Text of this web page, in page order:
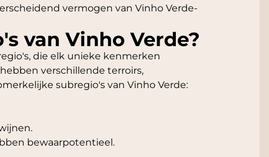
vermogen van Vinho Verde-
van Vinho Verde?
die elk unieke kenmerken
verschillende terroirs,
subregio's van Vinho Verde:
bewaarpotentieel.